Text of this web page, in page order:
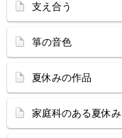
支え合う
箏の音色
夏休みの作品
家庭科のある夏休み